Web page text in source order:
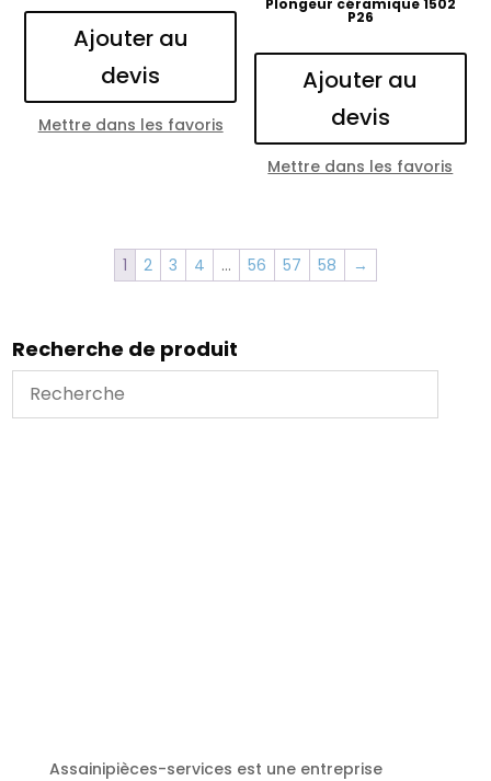
Ajouter au
devis
Mettre dans les favoris
Plongeur céramique 1502
P26
Ajouter au
devis
Mettre dans les favoris
1 2 3 4 … 56 57 58 →
Recherche de produit
Assainipièces-services est une entreprise